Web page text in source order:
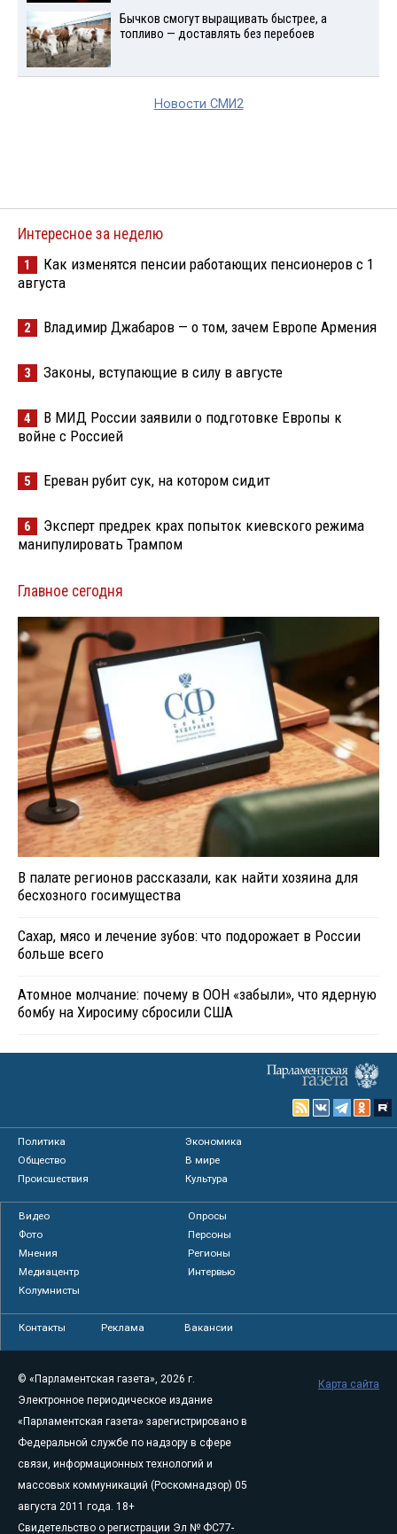
Бычков смогут выращивать быстрее, а
топливо — доставлять без перебоев
Новости СМИ2
Интересное за неделю
1
Как изменятся пенсии работающих пенсионеров с 1
августа
2 Владимир Джабаров — о том, зачем Европе Армения
3 Законы, вступающие в силу в августе
4
В МИД России заявили о подготовке Европы к
войне с Россией
5 Ереван рубит сук, на котором сидит
6
Эксперт предрек крах попыток киевского режима
манипулировать Трампом
Главное сегодня
В палате регионов рассказали, как найти хозяина для
бесхозного госимущества
Сахар, мясо и лечение зубов: что подорожает в России
больше всего
Атомное молчание: почему в ООН «забыли», что ядерную
бомбу на Хиросиму сбросили США
Политика
Экономика
Общество
В мире
Происшествия
Культура
Видео
Опросы
Фото
Персоны
Мнения
Регионы
Медиацентр
Интервью
Колумнисты
Контакты Реклама Вакансии
© «Парламентская газета», 2026 г.
Электронное периодическое издание
«Парламентская газета» зарегистрировано в
Федеральной службе по надзору в сфере
связи, информационных технологий и
массовых коммуникаций (Роскомнадзор) 05
августа 2011 года. 18+
Свидетельство о регистрации Эл № ФС77-
Карта сайта